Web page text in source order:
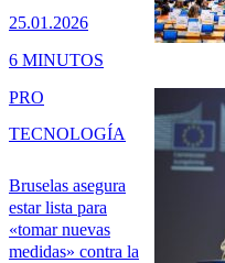
25.01.2026
6 MINUTOS
Bruselas asegura
estar lista para
«tomar nuevas
medidas» contra la
PRO
TECNOLOGÍA